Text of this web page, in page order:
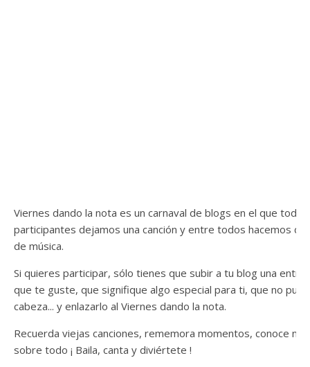
Viernes dando la nota es un carnaval de blogs en el que
participantes dejamos una canción y entre todos hacemos
de música.
Si quieres participar, sólo tienes que subir a tu blog una
que te guste, que signifique algo especial para ti, que no
cabeza... y enlazarlo al Viernes dando la nota.
Recuerda viejas canciones, rememora momentos, conoce
sobre todo ¡ Baila, canta y diviértete !